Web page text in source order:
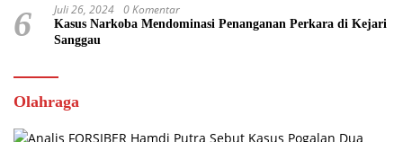
6 Juli 26, 2024 0 Komentar
Kasus Narkoba Mendominasi Penanganan Perkara di Kejari
Sanggau
Olahraga